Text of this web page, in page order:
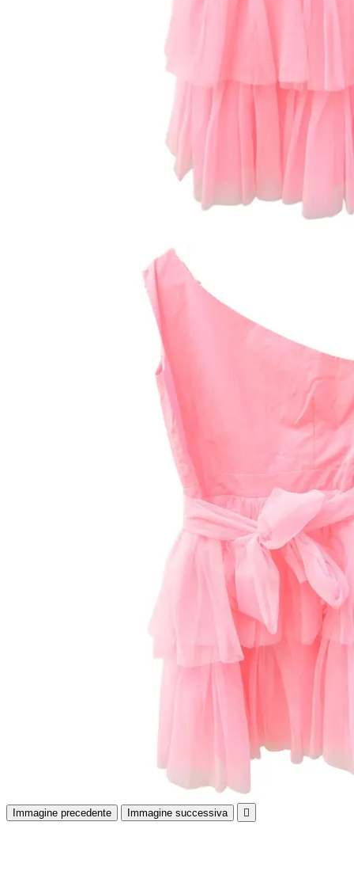
Immagine precedente Immagine successiva 